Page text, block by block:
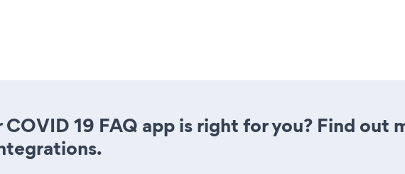
19 FAQ app is right for you? Find out